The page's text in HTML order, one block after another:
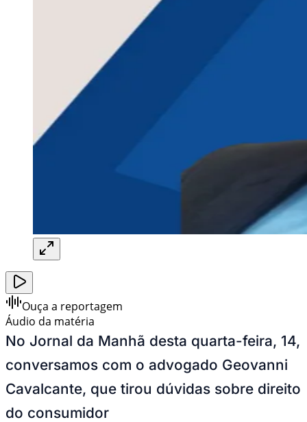
Ouça a reportagem
Áudio da matéria
No Jornal da Manhã desta quarta-feira, 14,
conversamos com o advogado Geovanni
Cavalcante, que tirou dúvidas sobre direito
do consumidor